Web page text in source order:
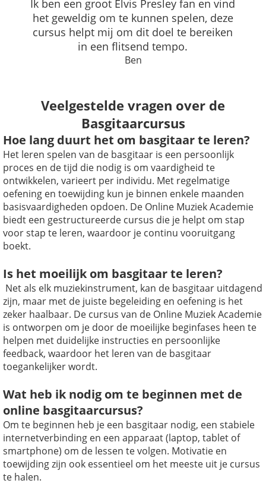
Ik ben een groot Elvis Presley fan en vind
het geweldig om te kunnen spelen, deze
cursus helpt mij om dit doel te bereiken
in een flitsend tempo.
Ben
Veelgestelde vragen over de
Basgitaarcursus
Hoe lang duurt het om basgitaar te leren?
Het leren spelen van de basgitaar is een persoonlijk
proces en de tijd die nodig is om vaardigheid te
ontwikkelen, varieert per individu. Met regelmatige
oefening en toewijding kun je binnen enkele maanden
basisvaardigheden opdoen. De Online Muziek Academie
biedt een gestructureerde cursus die je helpt om stap
voor stap te leren, waardoor je continu vooruitgang
boekt.
Is het moeilijk om basgitaar te leren?
Net als elk muziekinstrument, kan de basgitaar uitdagend
zijn, maar met de juiste begeleiding en oefening is het
zeker haalbaar. De cursus van de Online Muziek Academie
is ontworpen om je door de moeilijke beginfases heen te
helpen met duidelijke instructies en persoonlijke
feedback, waardoor het leren van de basgitaar
toegankelijker wordt.
Wat heb ik nodig om te beginnen met de
online basgitaarcursus?
Om te beginnen heb je een basgitaar nodig, een stabiele
internetverbinding en een apparaat (laptop, tablet of
smartphone) om de lessen te volgen. Motivatie en
toewijding zijn ook essentieel om het meeste uit je cursus
te halen.